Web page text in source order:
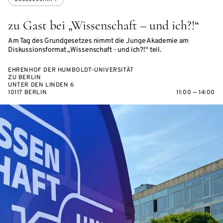
zu Gast bei „Wissenschaft – und ich?!“
Am Tag des Grundgesetzes nimmt die Junge Akademie am
Diskussionsformat „Wissenschaft - und ich?!“ teil.
EHRENHOF DER HUMBOLDT-UNIVERSITÄT
ZU BERLIN
UNTER DEN LINDEN 6
10117 BERLIN
11:00 — 14:00